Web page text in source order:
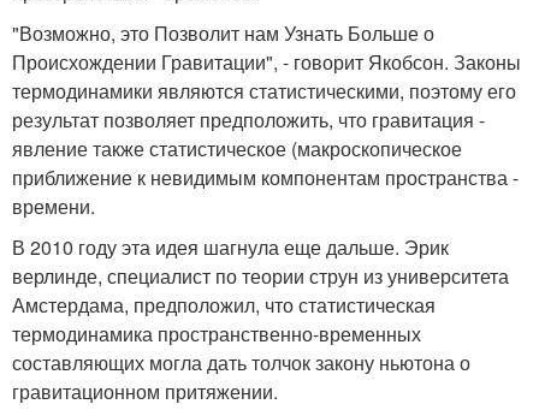
"Возможно, это Позволит нам Узнать Больше о
Происхождении Гравитации", - говорит Якобсон. Законы
термодинамики являются статистическими, поэтому его
результат позволяет предположить, что гравитация -
явление также статистическое (макроскопическое
приближение к невидимым компонентам пространства -
времени.
В 2010 году эта идея шагнула еще дальше. Эрик
верлинде, специалист по теории струн из университета
Амстердама, предположил, что статистическая
термодинамика пространственно-временных
составляющих могла дать толчок закону ньютона о
гравитационном притяжении.